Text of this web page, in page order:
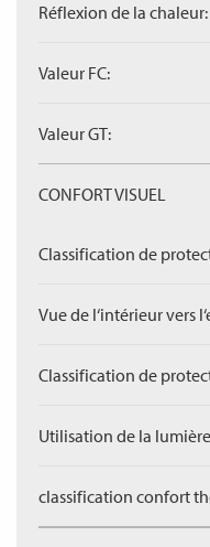
Réflexion de la chaleur:
Valeur FC:
Valeur GT:
CONFORT VISUEL
Classification de
Vue de l‘intérieur vers
Classification de
Utilisation de la
classification confort